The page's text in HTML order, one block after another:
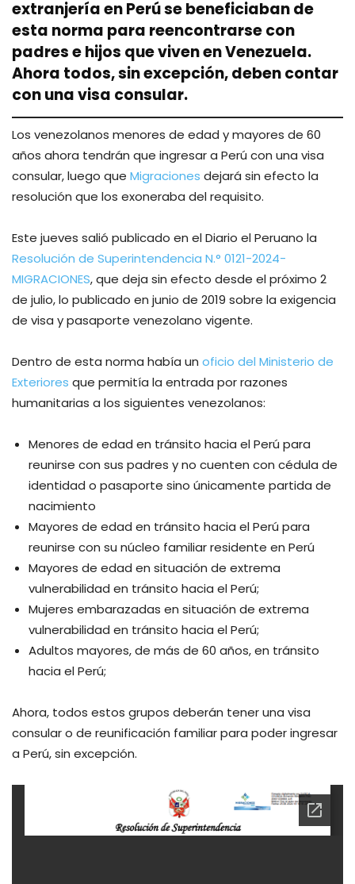
extranjería en Perú se beneficiaban de
esta norma para reencontrarse con
padres e hijos que viven en Venezuela.
Ahora todos, sin excepción, deben contar
con una visa consular.
Los venezolanos menores de edad y mayores de 60
años ahora tendrán que ingresar a Perú con una visa
consular, luego que Migraciones dejará sin efecto la
resolución que los exoneraba del requisito.
Este jueves salió publicado en el Diario el Peruano la
Resolución de Superintendencia N.° 0121-2024-
MIGRACIONES, que deja sin efecto desde el próximo 2
de julio, lo publicado en junio de 2019 sobre la exigencia
de visa y pasaporte venezolano vigente.
Dentro de esta norma había un oficio del Ministerio de
Exteriores que permitía la entrada por razones
humanitarias a los siguientes venezolanos:
Menores de edad en tránsito hacia el Perú para
reunirse con sus padres y no cuenten con cédula de
identidad o pasaporte sino únicamente partida de
nacimiento
Mayores de edad en tránsito hacia el Perú para
reunirse con su núcleo familiar residente en Perú
Mayores de edad en situación de extrema
vulnerabilidad en tránsito hacia el Perú;
Mujeres embarazadas en situación de extrema
vulnerabilidad en tránsito hacia el Perú;
Adultos mayores, de más de 60 años, en tránsito
hacia el Perú;
Ahora, todos estos grupos deberán tener una visa
consular o de reunificación familiar para poder ingresar
a Perú, sin excepción.